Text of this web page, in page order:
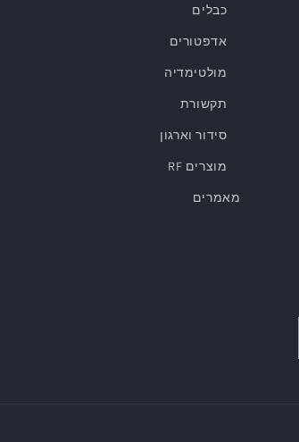
כבלים
אדפטורים
מולטימדיה
תקשורת
סידור וארגון
מוצרים RF
מאמרים